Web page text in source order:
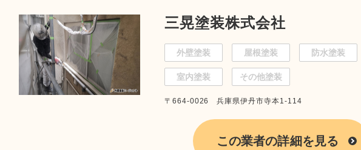
三晃塗装株式会社
外壁塗装 屋根塗装 防水塗装
室内塗装 その他塗装
〒664-0026 兵庫県伊丹市寺本1-114
この業者の詳細を見る